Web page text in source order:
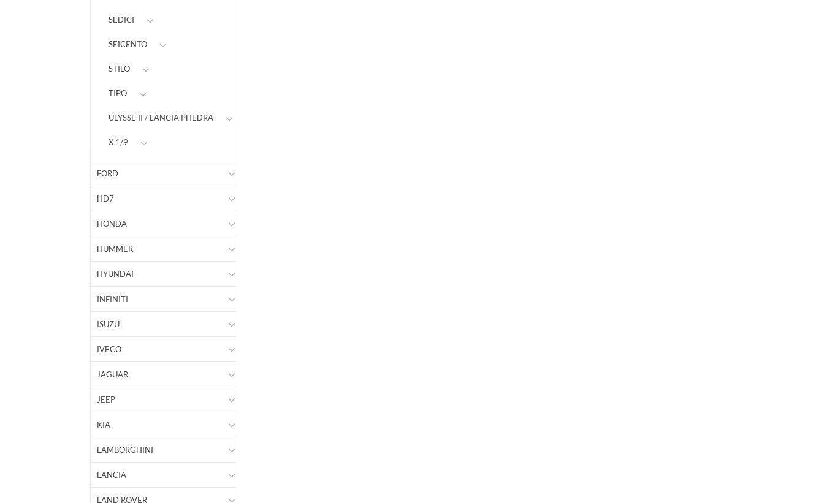
SEDICI
SEICENTO
STILO
TIPO
ULYSSE II / LANCIA PHEDRA
X 1/9
FORD
HD7
HONDA
HUMMER
HYUNDAI
INFINITI
ISUZU
IVECO
JAGUAR
JEEP
KIA
LAMBORGHINI
LANCIA
LAND ROVER